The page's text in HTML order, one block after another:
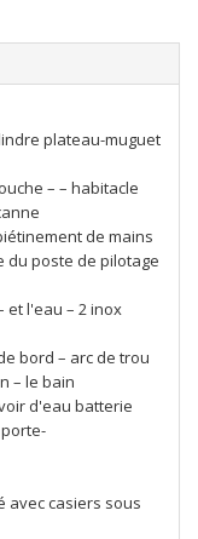
plateau-muguet
– – habitacle
de mains
du poste de pilotage
et l'eau – 2 inox
bord – arc de trou
– le bain
d'eau batterie
avec casiers sous